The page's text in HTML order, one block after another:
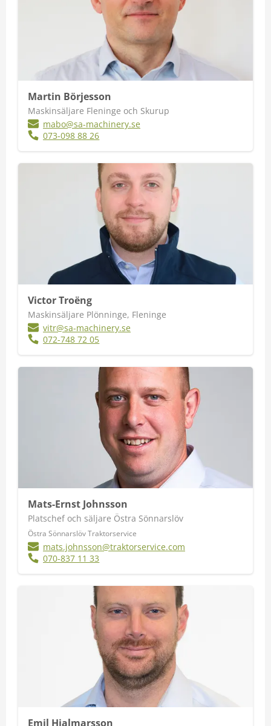
Martin Börjesson
Maskinsäljare Fleninge och Skurup
mabo@sa-machinery.se
073-098 88 26
Victor Troëng
Maskinsäljare Plönninge, Fleninge
vitr@sa-machinery.se
072-748 72 05
Mats-Ernst Johnsson
Platschef och säljare Östra Sönnarslöv
Östra Sönnarslöv Traktorservice
mats.johnsson@traktorservice.com
070-837 11 33
Emil Hjalmarsson